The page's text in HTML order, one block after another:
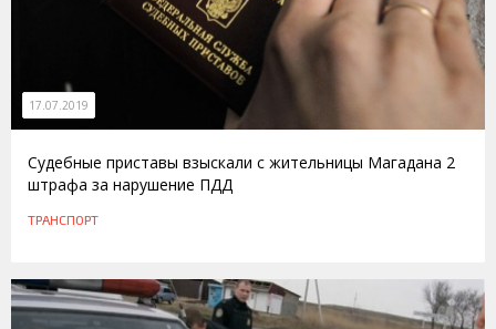
17.07.2019
Судебные приставы взыскали с жительницы Магадана 2
штрафа за нарушение ПДД
ТРАНСПОРТ